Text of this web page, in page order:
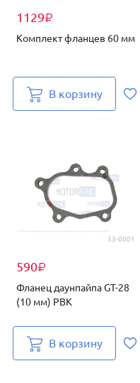
1129₽
Комплект фланцев 60 мм
В корзину
33-0001
590₽
Фланец даунпайпа GT-28
(10 мм) PBK
В корзину